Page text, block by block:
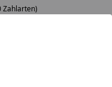
Zahlarten)